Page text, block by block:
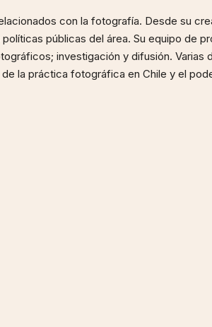
con la fotografía. Desde su
públicas del área. Su equipo de
investigación y difusión. Varias
la práctica fotográfica en Chile y el